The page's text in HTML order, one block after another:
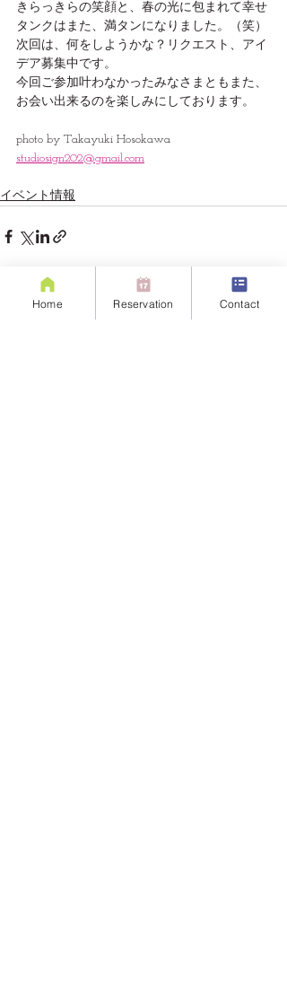
きらっきらの笑顔と、春の光に包まれて幸せ
タンクはまた、満タンになりました。（笑）
次回は、何をしようかな？リクエスト、アイ
デア募集中です。
今回ご参加叶わなかったみなさまともまた、
お会い出来るのを楽しみにしております。
photo by Takayuki Hosokawa
studiosign202@gmail.com
イベント情報
最新記事 すべて表示
Home Reservation Contact